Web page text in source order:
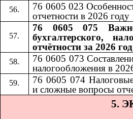
76 0605 023
отчетности в 2026 году
76 0605 075
бухгалтерского,
отчётности за 2026 год
76 0605 073
налогообложения в
76 0605 074
и сложные вопросы
5.